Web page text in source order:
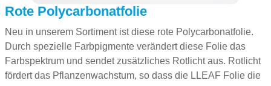
Rote Polycarbonatfolie
Neu in unserem Sortiment ist diese rote Polycarbonatfolie.
Durch spezielle Farbpigmente verändert diese Folie das
Farbspektrum und sendet zusätzliches Rotlicht aus. Rotlicht
fördert das Pflanzenwachstum, so dass die LLEAF Folie die